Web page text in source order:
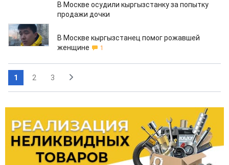
В Москве осудили кыргызстанку за попытку
продажи дочки
16.02.2020
В Москве кыргызстанец помог рожавшей
женщине
1
1 2 3